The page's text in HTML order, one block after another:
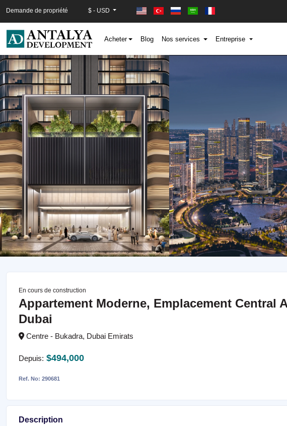
Demande de propriété $ - USD
Acheter Blog Nos services Entreprise
En cours de construction
Appartement Moderne, Emplacement Central
Dubai
Centre - Bukadra, Dubai Emirats
Depuis: $494,000
Ref. No: 290681
Description